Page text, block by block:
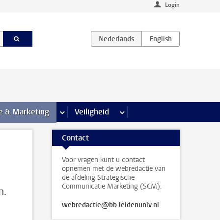
Login
& Marketing meer Communicatie & Marketing pagina’s
Veiligheid meer Veiligheid pagina’s
Contact
Voor vragen kunt u contact
opnemen met de webredactie van
de afdeling Strategische
Communicatie Marketing (SCM).
webredactie@bb.leidenuniv.nl